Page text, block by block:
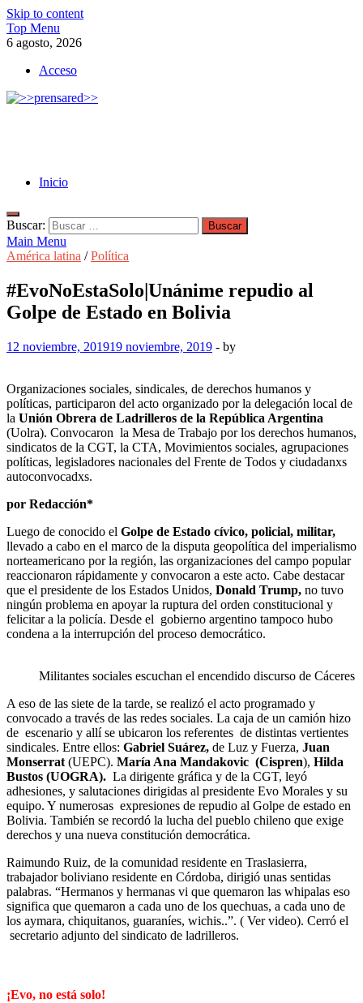
Skip to content
Top Menu
6 agosto, 2026
Acceso
Inicio
Buscar:
Main Menu
América latina /Política
#EvoNoEstaSolo|Unánime repudio al
Golpe de Estado en Bolivia
12 noviembre, 201919 noviembre, 2019 - by
Organizaciones sociales, sindicales, de derechos humanos y
políticas, participaron del acto organizado por la delegación local de
la Unión Obrera de Ladrilleros de la República Argentina
(Uolra). Convocaron la Mesa de Trabajo por los derechos humanos,
sindicatos de la CGT, la CTA, Movimientos sociales, agrupaciones
políticas, legisladores nacionales del Frente de Todos y ciudadanxs
autoconvocadxs.
por Redacción*
Luego de conocido el Golpe de Estado cívico, policial, militar,
llevado a cabo en el marco de la disputa geopolítica del imperialismo
norteamericano por la región, las organizaciones del campo popular
reaccionaron rápidamente y convocaron a este acto. Cabe destacar
que el presidente de los Estados Unidos, Donald Trump, no tuvo
ningún problema en apoyar la ruptura del orden constitucional y
felicitar a la policía. Desde el gobierno argentino tampoco hubo
condena a la interrupción del proceso democrático.
Militantes sociales escuchan el encendido discurso de Cáceres
A eso de las siete de la tarde, se realizó el acto programado y
convocado a través de las redes sociales. La caja de un camión hizo
de escenario y allí se ubicaron los referentes de distintas vertientes
sindicales. Entre ellos: Gabriel Suárez, de Luz y Fuerza, Juan
Monserrat (UEPC). María Ana Mandakovic (Cispren), Hilda
Bustos (UOGRA). La dirigente gráfica y de la CGT, leyó
adhesiones, y salutaciones dirigidas al presidente Evo Morales y su
equipo. Y numerosas expresiones de repudio al Golpe de estado en
Bolivia. También se recordó la lucha del pueblo chileno que exige
derechos y una nueva constitución democrática.
Raimundo Ruiz, de la comunidad residente en Traslasierra,
trabajador boliviano residente en Córdoba, dirigió unas sentidas
palabras. “Hermanos y hermanas vi que quemaron las whipalas eso
significa que quemaron a cada uno de los quechuas, a cada uno de
los aymara, chiquitanos, guaraníes, wichis..”. ( Ver video). Cerró el
secretario adjunto del sindicato de ladrilleros.
¡Evo, no está solo!